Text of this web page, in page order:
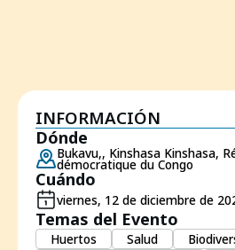
INFORMACIÓN
Dónde
Bukavu,, Kinshasa Kinshasa,
démocratique du Congo
Cuándo
viernes, 12 de diciembre de
Temas del Evento
Huertos Salud